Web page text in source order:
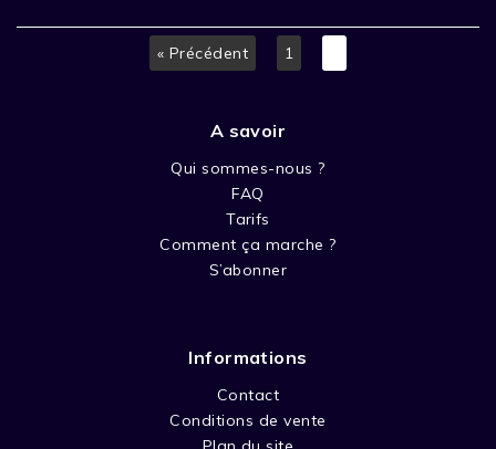
« Précédent 1
A savoir
Qui sommes-nous ?
FAQ
Tarifs
Comment ça marche ?
S’abonner
Informations
Contact
Conditions de vente